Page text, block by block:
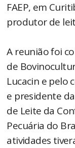
FAEP, em
produtor de
A reunião foi
de
Lucacin e pelo
e presidente
de Leite da
Pecuária do
atividades